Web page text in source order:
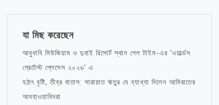
যা মিছ করেছেন
আবুধাবি মিউজিয়াম ও দুবাই রিসোর্ট স্থান পেল টাইম-এর ‘ওয়ার্ল্ডস
গ্রেটেস্ট প্লেসেস ২০২৬’ এ
হঠাৎ বৃষ্টি, তীব্র বাতাস: সারায়াত ঋতুর যে ব্যাখ্যা দিলেন আমিরাতের
আবহাওয়াবিদরা